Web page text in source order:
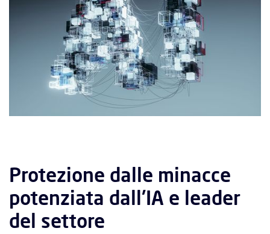
Protezione dalle minacce
potenziata dall'IA e leader
del settore